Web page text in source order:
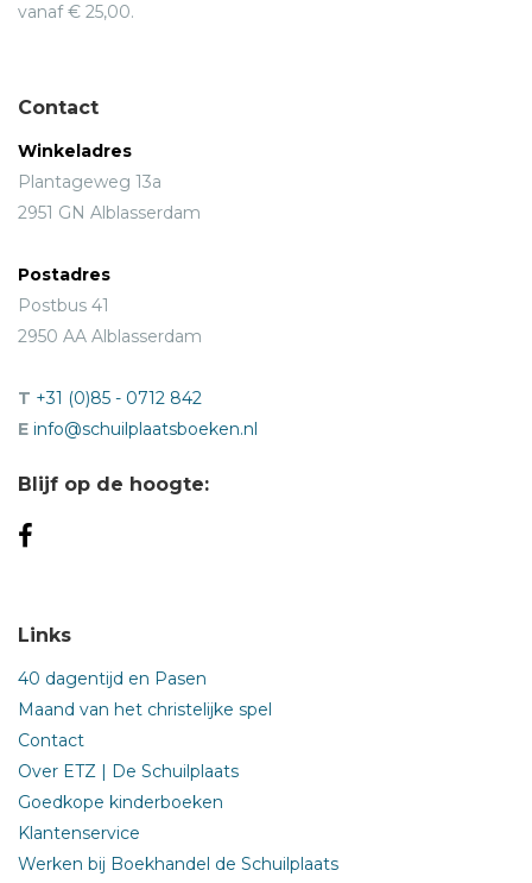
vanaf € 25,00.
Contact
Winkeladres
Plantageweg 13a
2951 GN Alblasserdam
Postadres
Postbus 41
2950 AA Alblasserdam
T +31 (0)85 - 0712 842
E info@schuilplaatsboeken.nl
Blijf op de hoogte:
Links
40 dagentijd en Pasen
Maand van het christelijke spel
Contact
Over ETZ | De Schuilplaats
Goedkope kinderboeken
Klantenservice
Werken bij Boekhandel de Schuilplaats